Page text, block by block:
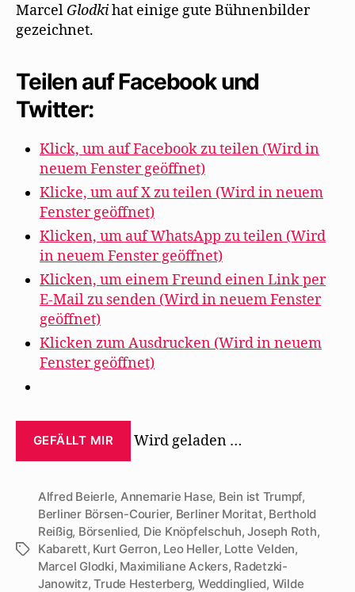
Marcel Glodkihat einige gute Bühnenbilder
gezeichnet.
Teilen auf Facebook und
Twitter:
Klick, um auf Facebook zu teilen (Wird in
neuem Fenster geöffnet)
Klicke, um auf X zu teilen (Wird in neuem
Fenster geöffnet)
Klicken, um auf WhatsApp zu teilen (Wird
in neuem Fenster geöffnet)
Klicken, um einem Freund einen Link per
E-Mail zu senden (Wird in neuem Fenster
geöffnet)
Klicken zum Ausdrucken (Wird in neuem
Fenster geöffnet)
GEFÄLLT MIR Wird geladen …
Schlagwörter
Alfred Beierle, Annemarie Hase, Bein ist Trumpf,
Berliner Börsen-Courier, Berliner Moritat, Berthold
Reißig, Börsenlied, Die Knöpfelschuh,Joseph Roth,
Kabarett, Kurt Gerron, Leo Heller, Lotte Velden,
Marcel Glodki, Maximiliane Ackers, Radetzki-
Janowitz,Trude Hesterberg, Weddinglied, Wilde